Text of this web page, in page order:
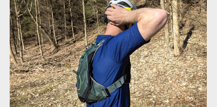
Osprey Escapist Velocity 6
Osprey Escapist Velocity 6
Osprey Escapist Velocity 6